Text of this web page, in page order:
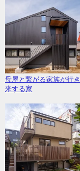
母屋と繋がる家族が行き
来する家